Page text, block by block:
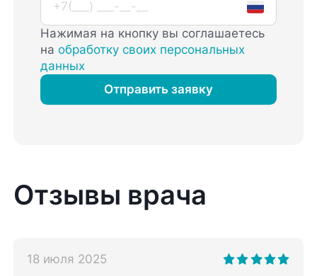
Нажимая на кнопку вы соглашаетесь
наобработку своих персональных
данных
Отправить заявку
Отзывы врача
18 июля 2025